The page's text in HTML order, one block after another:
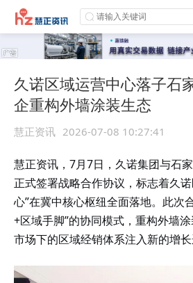
久诺区域运营中心落子石
企重构外墙涂装生态
慧正资讯 2026-07-08 10:27:41
慧正资讯，7月7日，久诺集团与石
正式签署战略合作协议，标志着久
心”在冀中核心枢纽全面落地。此次
+区域手脚”的协同模式，重构外墙
市场下的区域经销体系注入新的增长